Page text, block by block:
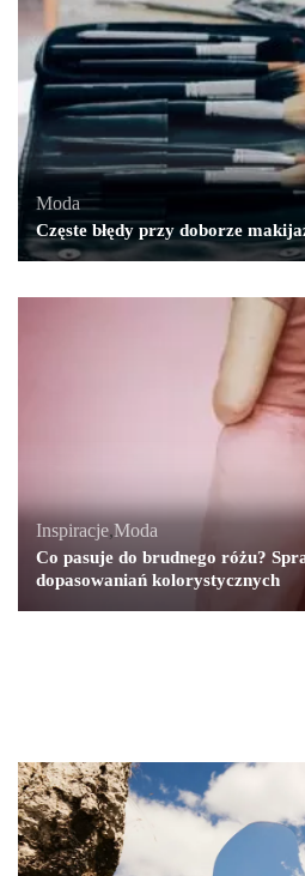
Moda
Częste błędy przy doborze
Inspiracje,Moda
Co pasuje do brudnego różu?
dopasowaniań kolorystycznych